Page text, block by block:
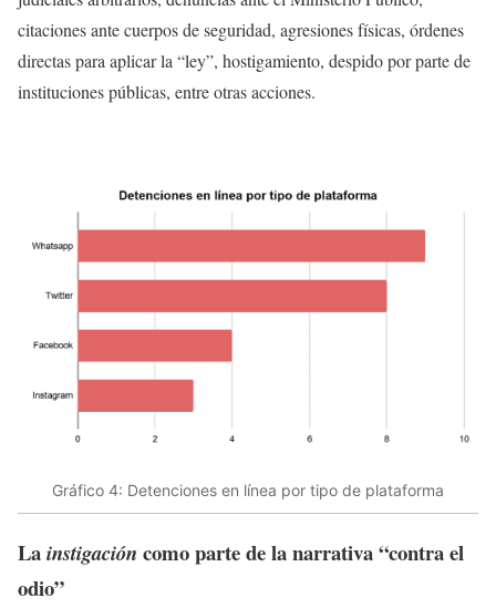
citaciones ante cuerpos de seguridad, agresiones físicas, órdenes
directas para aplicar la “ley”, hostigamiento, despido por parte de
instituciones públicas, entre otras acciones.
Gráfico 4: Detenciones en línea por tipo de plataforma
Lainstigación como parte de la narrativa “contra el
odio”